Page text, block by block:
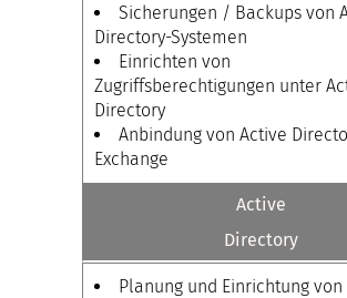
Sicherungen / Backups von
Directory-Systemen
Einrichten von
Zugriffsberechtigungen unter
Directory
Anbindung von Active
Exchange
Active
Directory
Planung und Einrichtung von